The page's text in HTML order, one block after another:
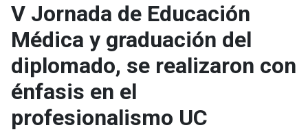
V Jornada de Educación
Médica y graduación del
diplomado, se realizaron con
énfasis en el
profesionalismo UC